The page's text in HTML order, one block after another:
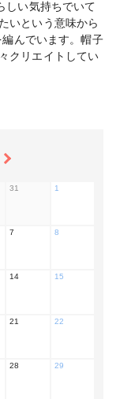
しい気持ちでいて
いという意味から
んでいます。帽子
クリエイトしてい
31 1
7 8
14 15
21 22
28 29